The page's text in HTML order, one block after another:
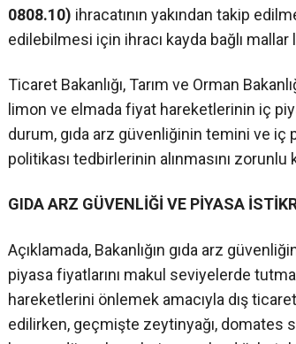
0808.10) ihracatının yakından takip
edilebilmesi için ihracı kayda bağlı
Ticaret Bakanlığı, Tarım ve Orman
limon ve elmada fiyat hareketlerinin iç
durum, gıda arz güvenliğinin temini ve iç
politikası tedbirlerinin alınmasını zorunlu
GIDA ARZ GÜVENLİĞİ VE PİYASA
Açıklamada, Bakanlığın gıda arz
piyasa fiyatlarını makul seviyelerde
hareketlerini önlemek amacıyla dış
edilirken, geçmişte zeytinyağı, domates